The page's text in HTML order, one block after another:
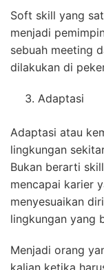
Soft skill yang
menjadi
sebuah meeting
dilakukan di
Adaptasi
Adaptasi atau
lingkungan
Bukan berarti
mencapai karier
menyesuaikan
lingkungan yang
Menjadi orang
kalian ketika